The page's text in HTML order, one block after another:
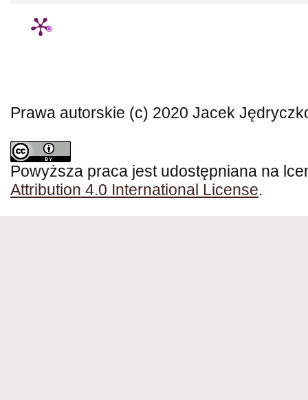
Prawa autorskie (c) 2020 Jacek
Powyższa praca jest udostępniana na
Attribution 4.0 International License.